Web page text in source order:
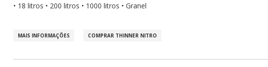
• 18 litros • 200 litros • 1000 litros • Granel
MAIS INFORMAÇÕES COMPRAR THINNER NITRO